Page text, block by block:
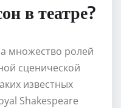
в театре?
множество ролей
сценической
известных
Shakespeare